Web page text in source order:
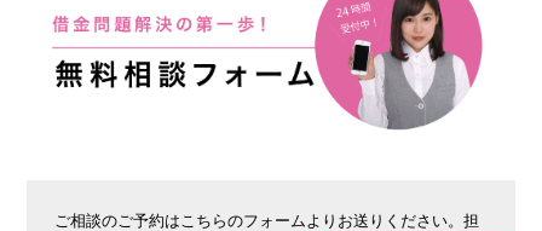
ご相談のご予約はこちらのフォームよりお送りください。担